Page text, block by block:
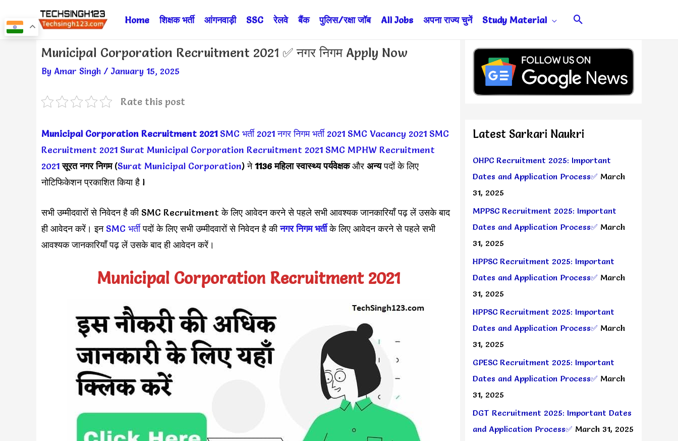
to
Home शिक्षक भर्ती आंगनवाड़ी SSC रेलवे बैंक पुलिस/रक्षा जॉब All Jobs अपना राज्य चुनें Study Material Search
Municipal Corporation Recruitment 2021 ✅ नगर निगम Apply Now
By Amar Singh / January 15, 2025
Rate this post
Municipal Corporation Recruitment 2021 SMC भर्ती 2021 नगर निगम भर्ती 2021 SMC Vacancy 2021 SMC
Recruitment 2021 Surat Municipal Corporation Recruitment 2021 SMC MPHW Recruitment
2021 सूरत नगर निगम(Surat Municipal Corporation) ने1136 महिला स्वास्थ्य पर्यवेक्षकऔर अन्यपदों के लिए
नोटिफिकेशन प्रकाशित किया है l
सभी उम्मीदवारों से निवेदन है की SMC Recruitment के लिए आवेदन करने से पहले सभी आवश्यक जानकारियाँ पढ़ लें उसके बाद
ही आवेदन करें। इन SMC भर्तीपदों के लिए सभी उम्मीदवारों से निवेदन है कीनगर निगम भर्तीके लिए आवेदन करने से पहले सभी
आवश्यक जानकारियाँ पढ़ लें उसके बाद ही आवेदन करें।
Municipal Corporation Recruitment 2021
Post
Latest Sarkari Naukri
OHPC Recruitment 2025: Important
Dates and Application Process✅ March
31, 2025
MPPSC Recruitment 2025: Important
Dates and Application Process✅ March
31, 2025
HPPSC Recruitment 2025: Important
Dates and Application Process✅ March
31, 2025
HPPSC Recruitment 2025: Important
Dates and Application Process✅ March
31, 2025
GPESC Recruitment 2025: Important
Dates and Application Process✅ March
31, 2025
DGT Recruitment 2025: Important Dates
and Application Process✅ March 31, 2025